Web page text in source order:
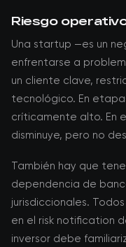
Riesgo
Una startup —es un
enfrentarse a
un cliente clave,
tecnológico. En
críticamente alto. En
disminuye, pero no
También hay que
dependencia de
jurisdiccionales.
en el risk notification
inversor debe